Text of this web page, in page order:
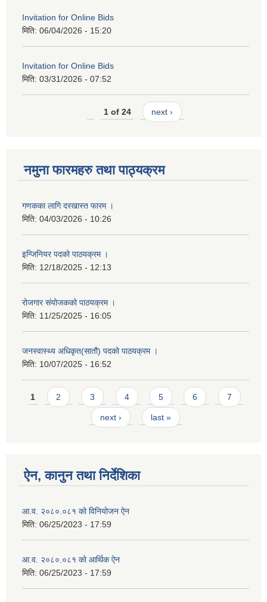
Invitation for Online Bids
मिति: 06/04/2026 - 15:20
Invitation for Online Bids
मिति: 03/31/2026 - 07:52
1 of 24 next ›
नमुना फारमहरु तथा पाठ्यक्रम
गणकका लागि दरखास्त फारम ।
मिति: 04/03/2026 - 10:26
इन्जिनियर पदको पाठयक्रम ।
मिति: 12/18/2025 - 12:13
रोजगार संयोजकको पाठयक्रम ।
मिति: 11/25/2025 - 16:05
जनस्वास्थ्य अधिकृत(सातौ) पदको पाठयक्रम ।
मिति: 10/07/2025 - 16:52
Pages
1 2 3 4 5 6 7
next › last »
ऐन, कानुन तथा निर्देशिका
आ.व. २०८०.०८१ को विनियोजन ऐन
मिति: 06/25/2023 - 17:59
आ.व. २०८०.०८१ को आर्थिक ऐन
मिति: 06/25/2023 - 17:59